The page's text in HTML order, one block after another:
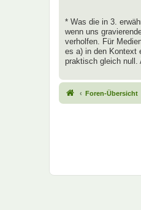
* Was die in 3.
wenn uns
verholfen. Für
es a) in den Kontext
praktisch gleich null.
Foren-Übersicht